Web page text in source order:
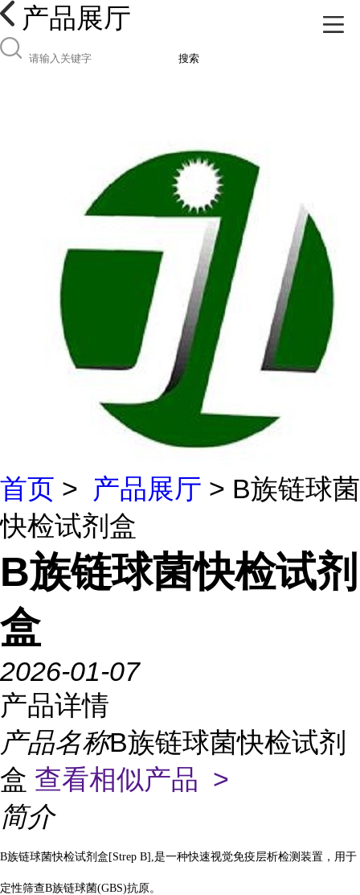
产品展厅
搜索
首页 > 产品展厅 > B族链球菌
快检试剂盒
B族链球菌快检试剂
盒
2026-01-07
产品详情
产品名称B族链球菌快检试剂
盒 查看相似产品 >
简介
B族链球菌快检试剂盒[Strep B],是一种快速视觉免疫层析检测装置，用于
定性筛查B族链球菌(GBS)抗原。